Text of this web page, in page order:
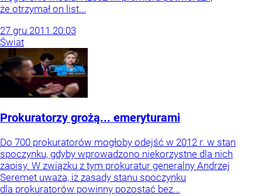
że otrzymał on list...
27 gru 2011 20:03
Świat
Prokuratorzy grożą... emeryturami
Do 700 prokuratorów mogłoby odejść w 2012 r. w stan
spoczynku, gdyby wprowadzono niekorzystne dla nich
zapisy. W związku z tym prokuratur generalny Andrzej
Seremet uważa, iż zasady stanu spoczynku
dla prokuratorów powinny pozostać bez...